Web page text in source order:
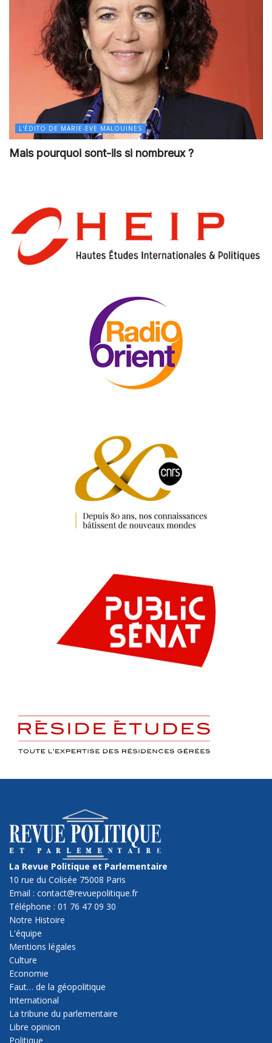
L'ÉDITO DE MARIE-EVE MALOUINES
Mais pourquoi sont-ils si nombreux ?
La Revue Politique et Parlementaire
10 rue du Colisée 75008 Paris
Email : contact@revuepolitique.fr
Téléphone : 01 76 47 09 30
Notre Histoire
L'équipe
Mentions légales
Culture
Economie
Faut… de la géopolitique
International
La tribune du parlementaire
Libre opinion
Politique